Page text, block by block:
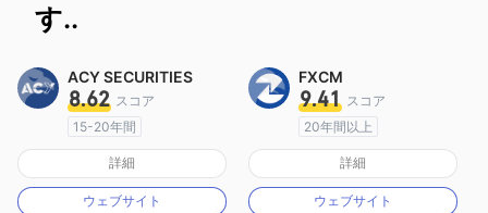
す..
ACY SECURITIES
8.62 スコア
15-20年間
オーストラリア規制
マーケットメイキングライセンス（MM）
MT4フルライセンス
詳細
ウェブサイト
FXCM
9.41 スコア
20年間以上
オーストラリア規制
マーケットメイキングライセンス（MM）
MT4フルライセンス
詳細
ウェブサイト